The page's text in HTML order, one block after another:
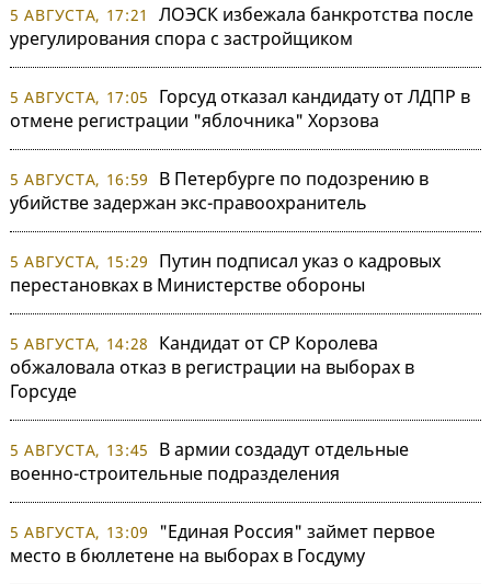
5 АВГУСТА, 17:21
ЛОЭСК избежала банкротства после
урегулирования спора с застройщиком
5 АВГУСТА, 17:05
Горсуд отказал кандидату от ЛДПР в
отмене регистрации "яблочника" Хорзова
5 АВГУСТА, 16:59
В Петербурге по подозрению в
убийстве задержан экс-правоохранитель
5 АВГУСТА, 15:29
Путин подписал указ о кадровых
перестановках в Министерстве обороны
5 АВГУСТА, 14:28
Кандидат от СР Королева
обжаловала отказ в регистрации на выборах в
Горсуде
5 АВГУСТА, 13:45
В армии создадут отдельные
военно-строительные подразделения
5 АВГУСТА, 13:09
"Единая Россия" займет первое
место в бюллетене на выборах в Госдуму